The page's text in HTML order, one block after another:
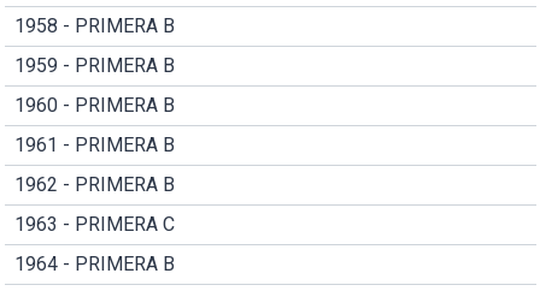
1958 - PRIMERA B
1959 - PRIMERA B
1960 - PRIMERA B
1961 - PRIMERA B
1962 - PRIMERA B
1963 - PRIMERA C
1964 - PRIMERA B